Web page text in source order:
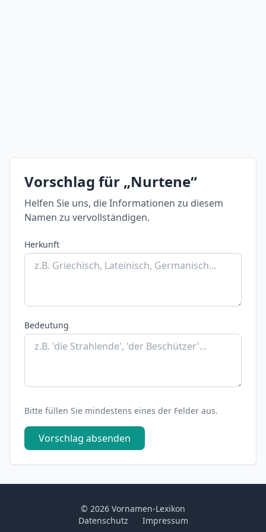
Vorschlag für „Nurtene“
Helfen Sie uns, die Informationen zu diesem
Namen zu vervollständigen.
Herkunft
Bedeutung
Bitte füllen Sie mindestens eines der Felder aus.
Vorschlag absenden
© 2026 Vornamen-Lexikon
Datenschutz
Impressum